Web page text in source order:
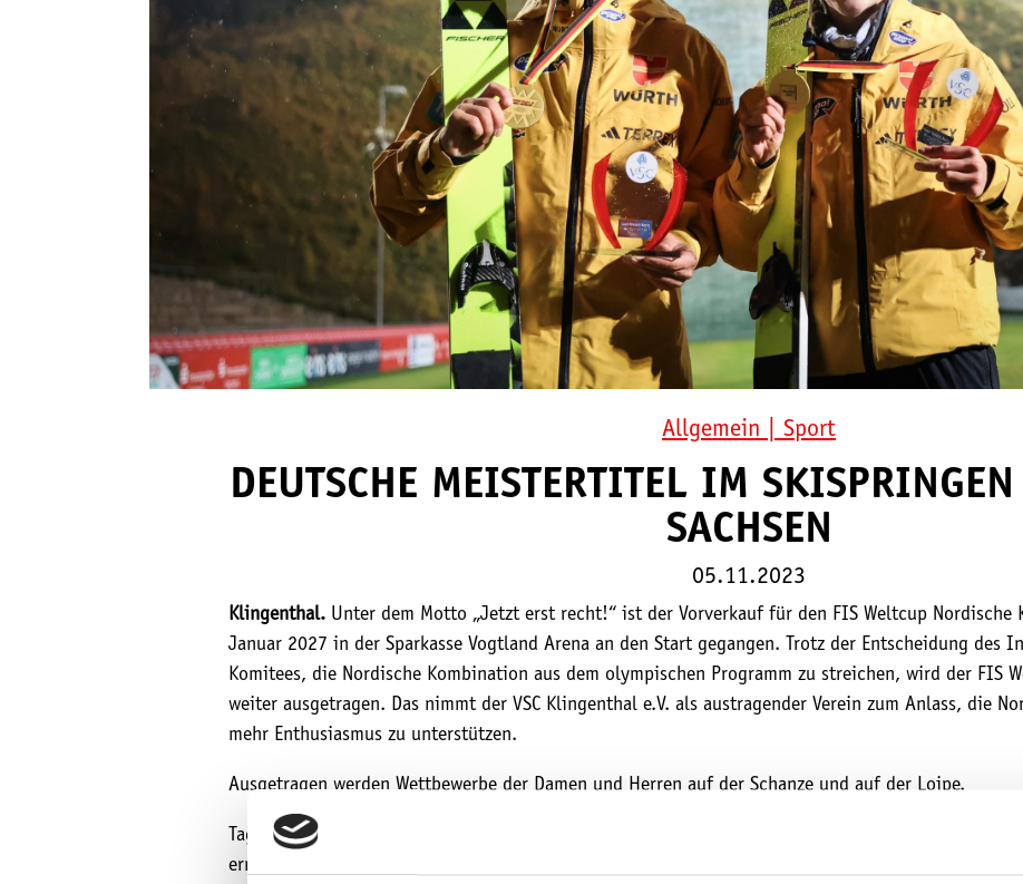
Allgemein Sport
DEUTSCHE MEISTERTITEL IM
SACHSEN
05.11.2023
Klingenthal. Unter dem Motto „Jetzt erst recht!“ ist der Vorverkauf für den FIS Weltcup
Januar 2027 in der Sparkasse Vogtland Arena an den Start gegangen. Trotz der Entscheidung des
Komitees, die Nordische Kombination aus dem olympischen Programm zu streichen, wird der FIS
weiter ausgetragen. Das nimmt der VSC Klingenthal e.V. als austragender Verein zum Anlass, die
mehr Enthusiasmus zu unterstützen.
Ausgetragen werden Wettbewerbe der Damen und Herren auf der Schanze und auf der Loipe.
Tagestickets für Erwachsene sind am Freitag ab 7,00 Euro sowie am Samstag und Sonntag jeweils
ermäßigte Tickets ab 5,00 beziehungsweise 14,00 Euro. Wer alle drei Wettkampftage besuchen